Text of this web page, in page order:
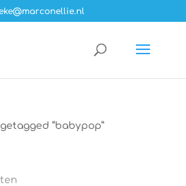
“babypop”